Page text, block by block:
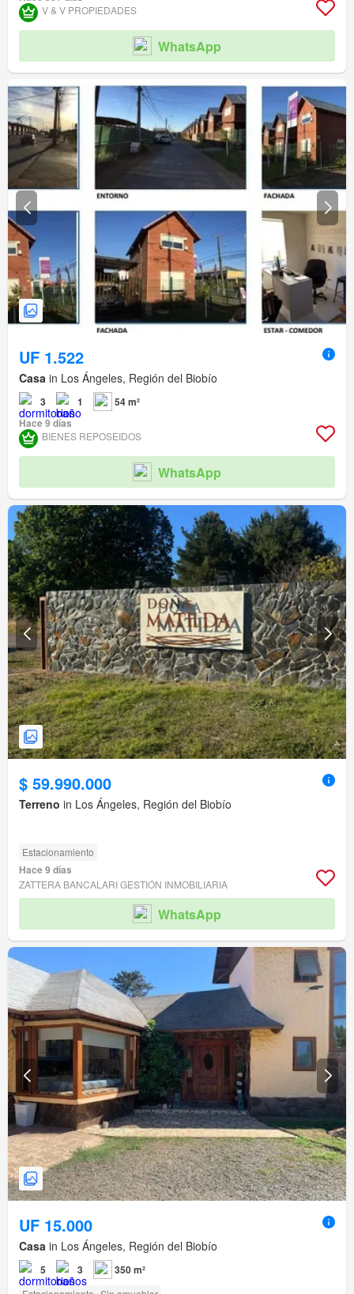
Acceso para personas con discapacidad
V & V PROPIEDADES
WhatsApp
UF 1.522
Casa in Los Ángeles, Región del Biobío
3 1
54 m²
Hace 9 días
BIENES REPOSEIDOS
WhatsApp
$ 59.990.000
Terreno in Los Ángeles, Región del Biobío
Estacionamiento
Hace 9 días
ZATTERA BANCALARI GESTIÓN INMOBILIARIA
WhatsApp
UF 15.000
Casa in Los Ángeles, Región del Biobío
5 3 350 m²